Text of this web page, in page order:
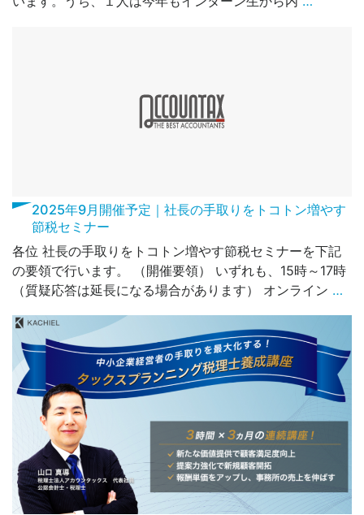
2025年9月開催予定｜社長の手取りをトコトン増やす
節税セミナー
各位 社長の手取りをトコトン増やす節税セミナーを下記
の要領で行います。 （開催要領） いずれも、15時～17時
（質疑応答は延長になる場合があります） オンライン …